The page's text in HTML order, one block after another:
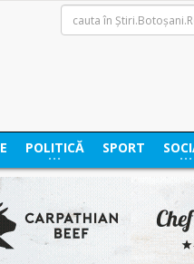
POLITICĂ SPORT